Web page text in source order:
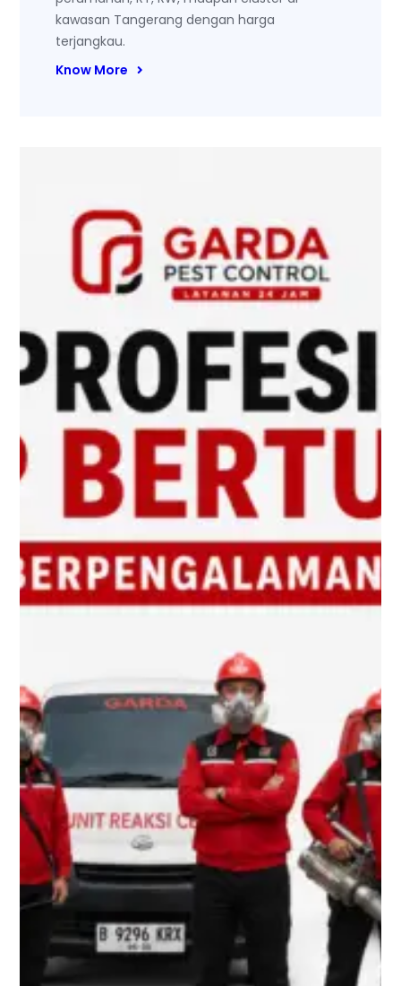
kawasan Tangerang dengan harga
terjangkau.
Know More